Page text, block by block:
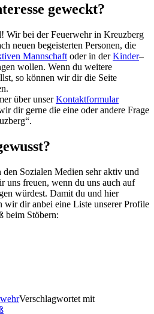
geweckt?
Wir bei der Feuerwehr in Kreuzberg
neuen begeisterten Personen, die
Mannschaft oder in derKinder–
wollen. Wenn du weitere
so können wir dir die Seite
über unserKontaktformular
dir gerne die eine oder andere Frage
Sozialen Medien sehr aktiv und
uns freuen, wenn du uns auch auf
würdest. Damit du und hier
wir dir anbei eine Liste unserer Profile
beim Stöbern:
Verschlagwortet mit